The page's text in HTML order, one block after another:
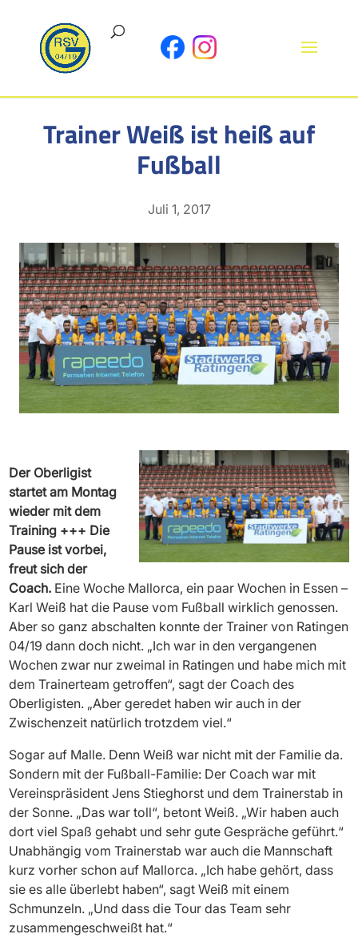
Trainer Weiß ist heiß auf
Fußball
Juli 1, 2017
Der Oberligist
startet am Montag
wieder mit dem
Training +++ Die
Pause ist vorbei,
freut sich der
Coach. Eine Woche Mallorca, ein paar Wochen in Essen –
Karl Weiß hat die Pause vom Fußball wirklich genossen.
Aber so ganz abschalten konnte der Trainer von Ratingen
04/19 dann doch nicht. „Ich war in den vergangenen
Wochen zwar nur zweimal in Ratingen und habe mich mit
dem Trainerteam getroffen“, sagt der Coach des
Oberligisten. „Aber geredet haben wir auch in der
Zwischenzeit natürlich trotzdem viel.“
Sogar auf Malle. Denn Weiß war nicht mit der Familie da.
Sondern mit der Fußball-Familie: Der Coach war mit
Vereinspräsident Jens Stieghorst und dem Trainerstab in
der Sonne. „Das war toll“, betont Weiß. „Wir haben auch
dort viel Spaß gehabt und sehr gute Gespräche geführt.“
Unabhängig vom Trainerstab war auch die Mannschaft
kurz vorher schon auf Mallorca. „Ich habe gehört, dass
sie es alle überlebt haben“, sagt Weiß mit einem
Schmunzeln. „Und dass die Tour das Team sehr
zusammengeschweißt hat.“